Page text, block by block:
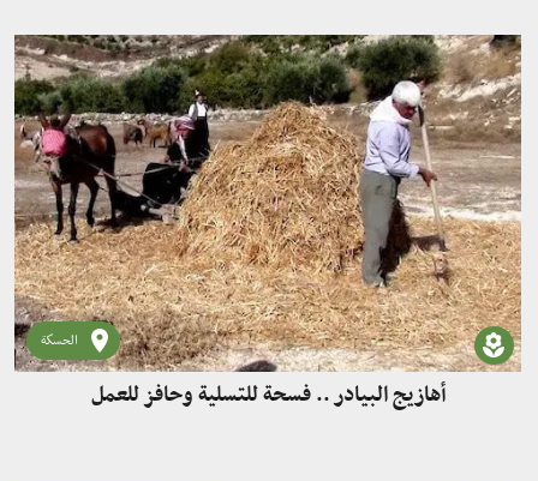
الحسكة
أهازيج البيادر .. فسحة للتسلية وحافز للعمل